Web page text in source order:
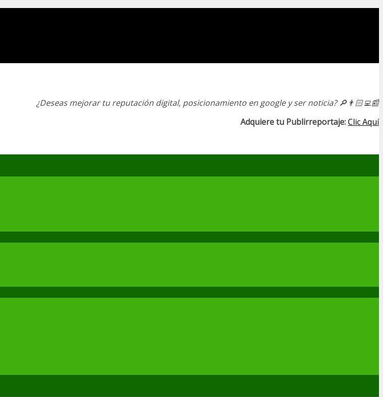
¿Deseas mejorar tu reputación digital, posicionamiento en google y ser noticia?🔎👨🏻‍💻📰
Adquiere tu Publirreportaje:Clic Aquí